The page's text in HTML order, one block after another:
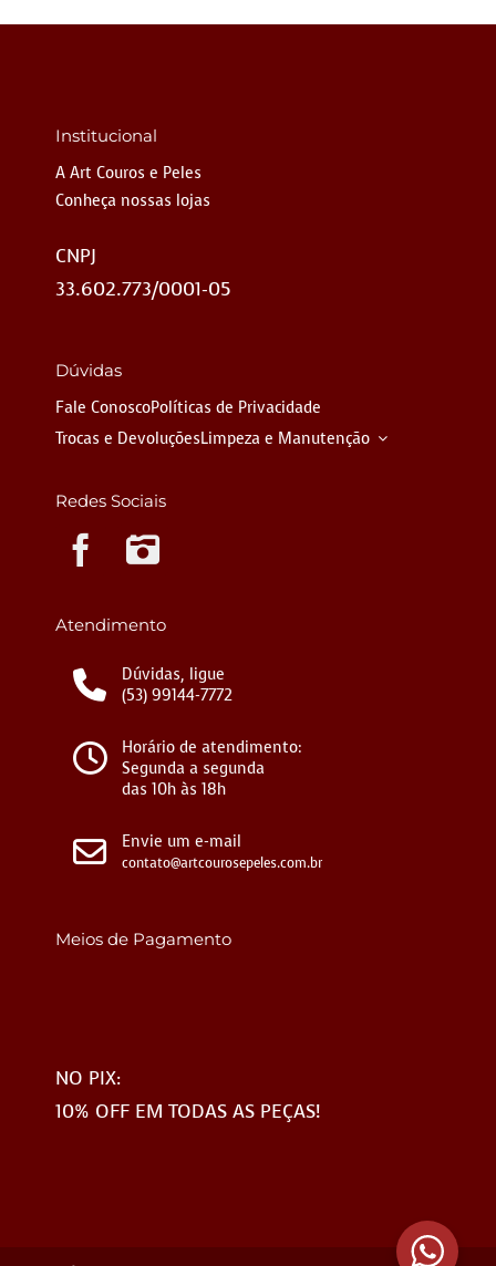
Institucional
A Art Couros e Peles
Conheça nossas lojas
CNPJ
33.602.773/0001-05
Dúvidas
Fale ConoscoPolíticas de Privacidade
Trocas e DevoluçõesLimpeza e Manutenção
Redes Sociais
Atendimento
Dúvidas, ligue
(53) 99144-7772
Horário de atendimento:
Segunda a segunda
das 10h às 18h
Envie um e-mail
contato@artcourosepeles.com.br
Meios de Pagamento
NO PIX:
10% OFF EM TODAS AS PEÇAS!